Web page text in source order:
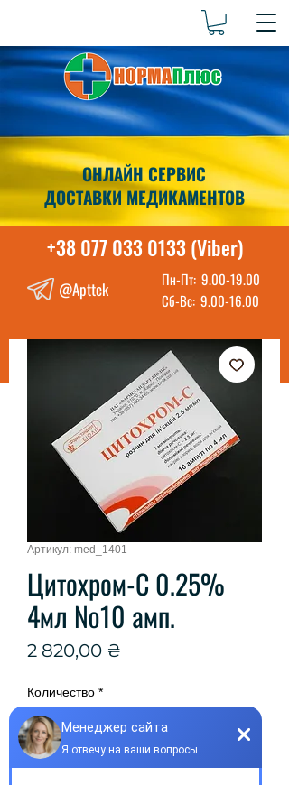
ОНЛАЙН СЕРВИС
ДОСТАВКИ МЕДИКАМЕНТОВ
+38 077 033 0133 (Viber)
@Apttek Пн-Пт: 9.00-19.00
Сб-Вс: 9.00-16.00
Артикул: med_1401
Цитохром-С 0.25%
4мл №10 амп.
2 820,00 ₴
Количество *